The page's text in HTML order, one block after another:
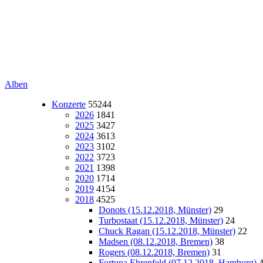
Alben
Konzerte 55244
2026 1841
2025 3427
2024 3613
2023 3102
2022 3723
2021 1398
2020 1714
2019 4154
2018 4525
Donots (15.12.2018, Münster) 29
Turbostaat (15.12.2018, Münster) 24
Chuck Ragan (15.12.2018, Münster) 22
Madsen (08.12.2018, Bremen) 38
Rogers (08.12.2018, Bremen) 31